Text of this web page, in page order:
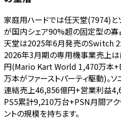
家庭用ハードでは任天堂(7974)
が国内シェア90%超の固定型の寡
天堂は2025年6月発売のSwitch 2
2026年3月期の専用機事業売上
円(Mario Kart World 1,470万本
万本がファーストパーティ駆動)。
連結売上46,856億円+営業利益
PS5累計9,210万台+PSN月間ア
ントの規模を持ちます。